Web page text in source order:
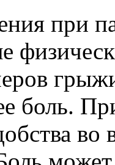
при
боль.